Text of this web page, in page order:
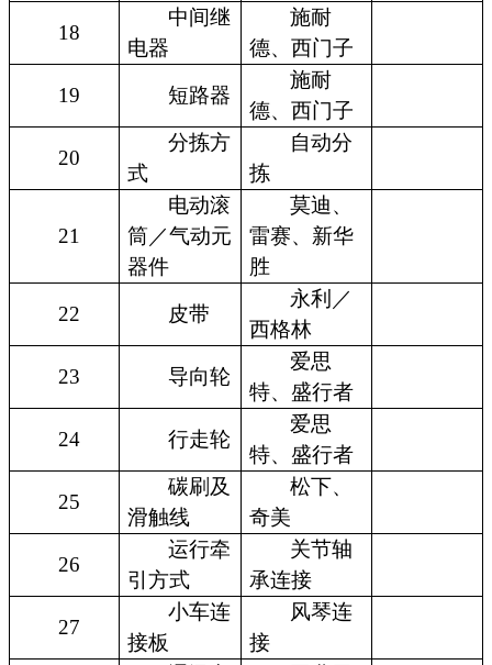
18
中间继
电器
施耐
德、西门子
19 短路器
施耐
德、西门子
20
分拣方
式
自动分
拣
21
电动滚
筒／气动元
器件
莫迪、
雷赛、新华
胜
22 皮带
永利／
西格林
23 导向轮
爱思
特、盛行者
24 行走轮
爱思
特、盛行者
25
碳刷及
滑触线
松下、
奇美
26
运行牵
引方式
关节轴
承连接
27
小车连
接板
风琴连
接